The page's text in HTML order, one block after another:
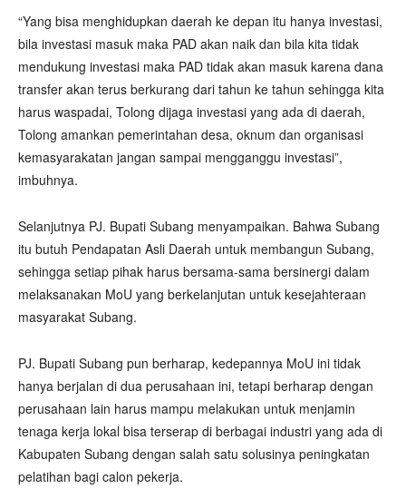
“Yang bisa menghidupkan daerah ke depan itu hanya investasi,
bila investasi masuk maka PAD akan naik dan bila kita tidak
mendukung investasi maka PAD tidak akan masuk karena dana
transfer akan terus berkurang dari tahun ke tahun sehingga kita
harus waspadai, Tolong dijaga investasi yang ada di daerah,
Tolong amankan pemerintahan desa, oknum dan organisasi
kemasyarakatan jangan sampai mengganggu investasi”,
imbuhnya.
Selanjutnya PJ. Bupati Subang menyampaikan. Bahwa Subang
itu butuh Pendapatan Asli Daerah untuk membangun Subang,
sehingga setiap pihak harus bersama-sama bersinergi dalam
melaksanakan MoU yang berkelanjutan untuk kesejahteraan
masyarakat Subang.
PJ. Bupati Subang pun berharap, kedepannya MoU ini tidak
hanya berjalan di dua perusahaan ini, tetapi berharap dengan
perusahaan lain harus mampu melakukan untuk menjamin
tenaga kerja lokal bisa terserap di berbagai industri yang ada di
Kabupaten Subang dengan salah satu solusinya peningkatan
pelatihan bagi calon pekerja.